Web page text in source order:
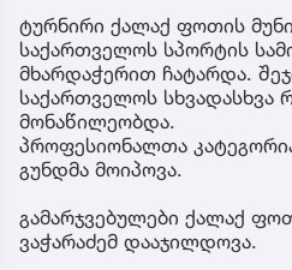
ტურნირი ქალაქ ფოთის
საქართველოს სპორტის
მხარდაჭერით ჩატარდა.
საქართველოს სხვადასხვა
მონაწილეობდა.
პროფესიონალთა
გუნდმა მოიპოვა.
გამარჯვებულები ქალაქ
ვაჭარაძემ დააჯილდოვა.